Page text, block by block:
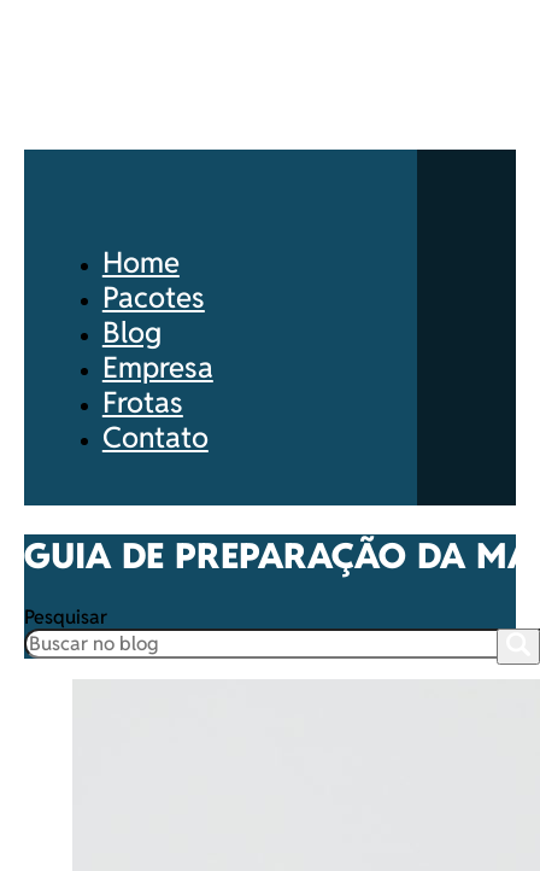
Home
Pacotes
Blog
Empresa
Frotas
Contato
GUIA DE PREPARAÇÃO DA
Pesquisar